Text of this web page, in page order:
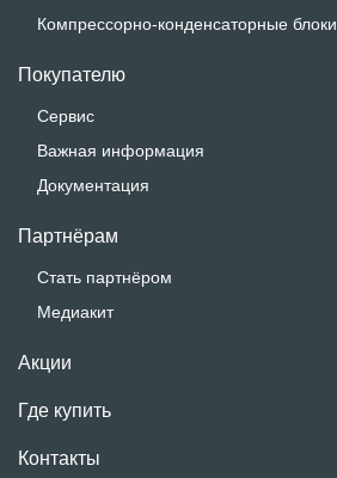
Компрессорно-конденсаторные блоки
Покупателю
Сервис
Важная информация
Документация
Партнёрам
Стать партнёром
Медиакит
Акции
Где купить
Контакты